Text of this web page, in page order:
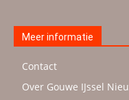
Meer informatie
Contact
Over Gouwe IJssel